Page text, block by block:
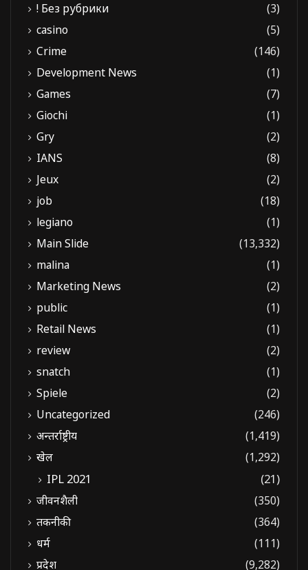
! Без рубрики
(3)
casino
(5)
Crime
(146)
Development News
(1)
Games
(7)
Giochi
(1)
Gry
(2)
IANS
(8)
Jeux
(2)
job
(18)
legiano
(1)
Main Slide
(13,332)
malina
(1)
Marketing News
(2)
public
(1)
Retail News
(1)
review
(2)
snatch
(1)
Spiele
(2)
Uncategorized
(246)
अन्तर्राष्ट्रीय
(1,419)
खेल
(1,292)
IPL 2021 (21)
जीवनशैली
(350)
तकनीकी
(364)
धर्म
(111)
प्रदेश
(9,282)